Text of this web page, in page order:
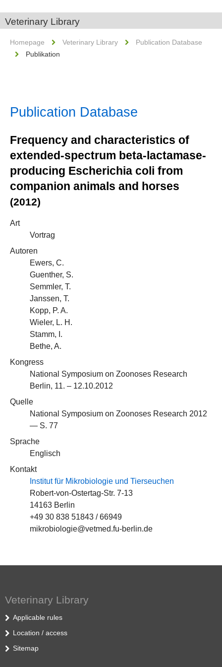
Veterinary Library
Homepage Veterinary Library
Publication Database
Publikation
Publication Database
Frequency and characteristics of
extended-spectrum beta-lactamase-
producing Escherichia coli from
companion animals and horses
(2012)
Art
Vortrag
Autoren
Ewers, C.
Guenther, S.
Semmler, T.
Janssen, T.
Kopp, P. A.
Wieler, L. H.
Stamm, I.
Bethe, A.
Kongress
National Symposium on Zoonoses Research
Berlin, 11. – 12.10.2012
Quelle
National Symposium on Zoonoses Research 2012
— S. 77
Sprache
Englisch
Kontakt
Institut für Mikrobiologie und Tierseuchen
Robert-von-Ostertag-Str. 7-13
14163 Berlin
+49 30 838 51843 / 66949
mikrobiologie@vetmed.fu-berlin.de
Veterinary Library
Applicable rules
Location / access
Sitemap